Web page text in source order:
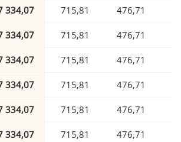
334,07 715,81 476,71
334,07 715,81 476,71
334,07 715,81 476,71
334,07 715,81 476,71
334,07 715,81 476,71
334,07 715,81 476,71